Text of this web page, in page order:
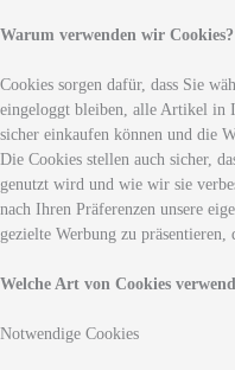
Warum verwenden wir Cookies?
Cookies sorgen dafür, dass Sie
eingeloggt bleiben, alle Artikel in
sicher einkaufen können und die
Die Cookies stellen auch sicher,
genutzt wird und wie wir sie
nach Ihren Präferenzen unsere
gezielte Werbung zu präsentieren,
Welche Art von Cookies
Notwendige Cookies